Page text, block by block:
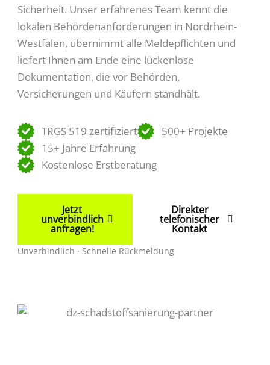
Sicherheit. Unser erfahrenes Team kennt die
lokalen Behördenanforderungen in Nordrhein-
Westfalen, übernimmt alle Meldepflichten und
liefert Ihnen am Ende eine lückenlose
Dokumentation, die vor Behörden,
Versicherungen und Käufern standhält.
TRGS 519 zertifiziert
500+ Projekte
15+ Jahre Erfahrung
Kostenlose Erstberatung
Jetzt
unverbindlich
anfragen!
Direkter
telefonischer
Kontakt
Unverbindlich · Schnelle Rückmeldung